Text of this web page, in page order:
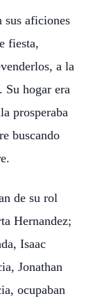
sus aficiones
fiesta,
a la
Su hogar era
prosperaba
buscando
de su rol
Hernandez;
Isaac
Jonathan
ocupaban